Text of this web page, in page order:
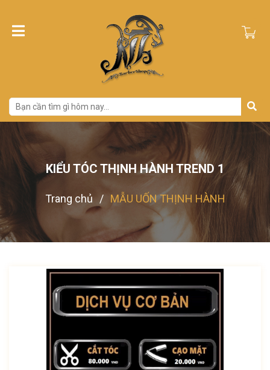
KIỂU TÓC THỊNH HÀNH TREND 1
Trang chủ / MẪU UỐN THỊNH HÀNH